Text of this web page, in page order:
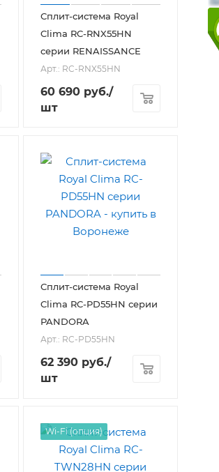
Сплит-система Royal
Clima RC-RNX55HN
серии RENAISSANCE
Арт.: RC-RNX55HN
60 690 руб./
шт
Сплит-система Royal
Clima RC-PD55HN серии
PANDORA
Арт.: RC-PD55HN
62 390 руб./
шт
Wi-Fi (опция)